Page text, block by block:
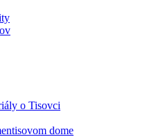
o Tisovci
dome